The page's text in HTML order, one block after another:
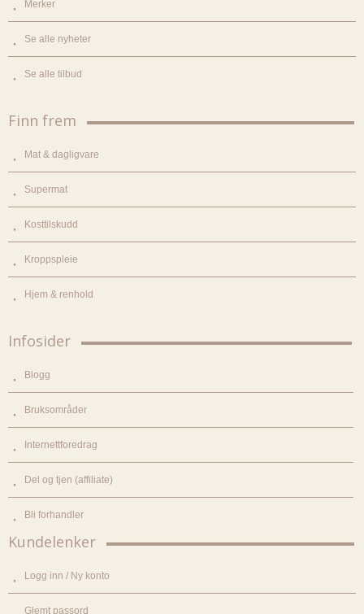
Merker
Se alle nyheter
Se alle tilbud
Finn frem
Mat & dagligvare
Supermat
Kosttilskudd
Kroppspleie
Hjem & renhold
Infosider
Blogg
Bruksområder
Internettforedrag
Del og tjen (affiliate)
Bli forhandler
Kundelenker
Logg inn / Ny konto
Glemt passord